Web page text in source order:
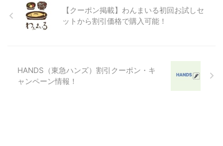
【クーポン掲載】わんまいる初回お試しセ
ットから割引価格で購入可能！
HANDS（東急ハンズ）割引クーポン・キ
ャンペーン情報！